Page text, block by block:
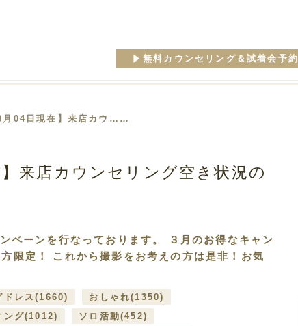
無料カウンセリング＆試着会予約
月04日現在】来店カウ……
】来店カウンセリング空き状況の
ペーンを行なっております。 ３月のお得なキャン
限定！ これから撮影をお考えの方は是非！お気
ドレス(1660) おしゃれ(1350)
ング(1012) ソロ活動(452)